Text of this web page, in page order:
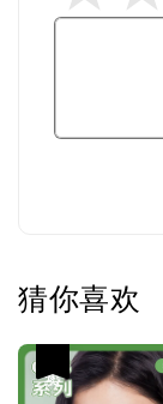
猜你喜欢